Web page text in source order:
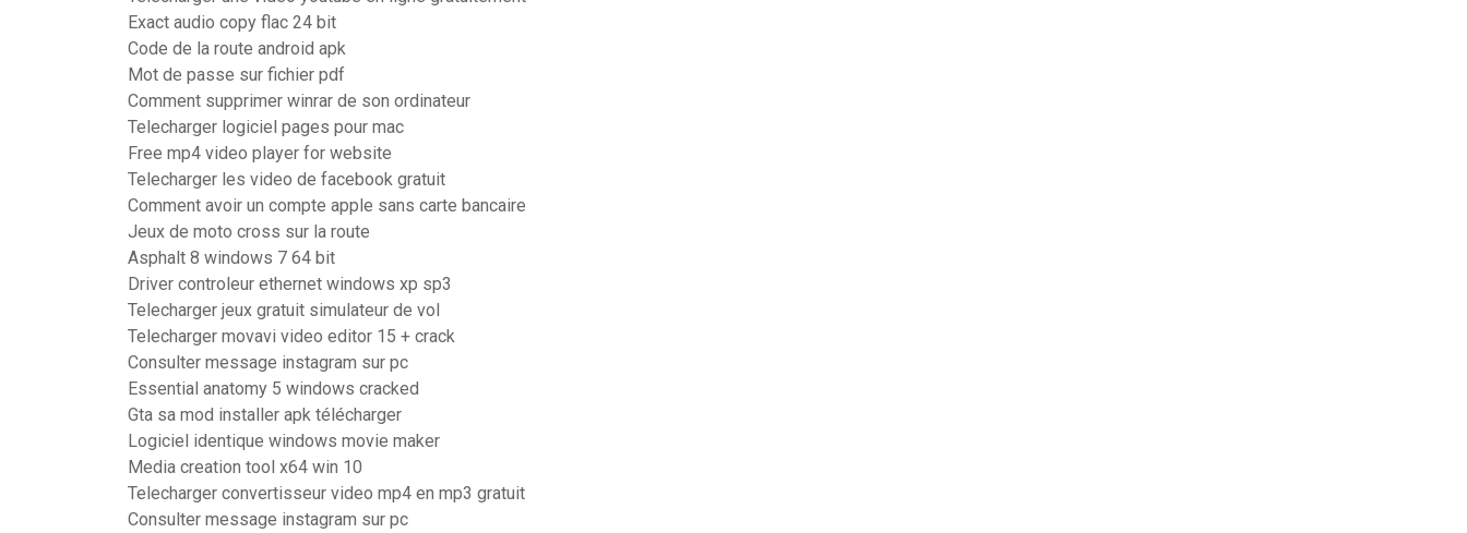
Exact audio copy flac 24 bit
Code de la route android apk
Mot de passe sur fichier pdf
Comment supprimer winrar de son ordinateur
Telecharger logiciel pages pour mac
Free mp4 video player for website
Telecharger les video de facebook gratuit
Comment avoir un compte apple sans carte bancaire
Jeux de moto cross sur la route
Asphalt 8 windows 7 64 bit
Driver controleur ethernet windows xp sp3
Telecharger jeux gratuit simulateur de vol
Telecharger movavi video editor 15 + crack
Consulter message instagram sur pc
Essential anatomy 5 windows cracked
Gta sa mod installer apk télécharger
Logiciel identique windows movie maker
Media creation tool x64 win 10
Telecharger convertisseur video mp4 en mp3 gratuit
Consulter message instagram sur pc